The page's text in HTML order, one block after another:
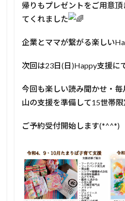
帰りもプレゼントをご用意
てくれました
企業とママが繋がる楽しい
次回は23日(日)Happy支援に
今回も楽しい読み聞かせ・
山の支援を準備して15世帯
ご予約受付開始します(*^^*)⁡